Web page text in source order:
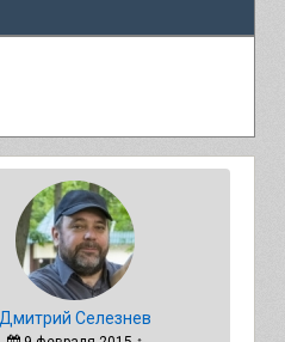
Дмитрий Селезнев